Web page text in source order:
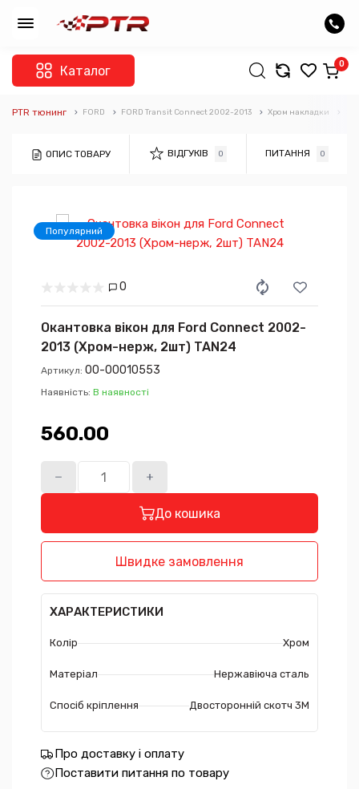
Каталог 0
PTR тюнинг FORD FORD Transit Connect 2002-2013 Хром накладки
ОПИС ТОВАРУ ВІДГУКІВ 0 ПИТАННЯ 0
Популярний
0
Окантовка вікон для Ford Connect 2002-
2013 (Хром-нерж, 2шт) TAN24
Артикул: 00-00010553
Наявність: В наявності
560.00₴
До кошика
Швидке замовлення
ХАРАКТЕРИСТИКИ
Колір Хром
Матеріал Нержавіюча сталь
Спосіб кріплення Двосторонній скотч 3М
Про доставку і оплату
Поставити питання по товару